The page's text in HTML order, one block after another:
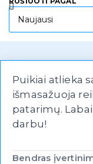
Puikiai atlieka
išmasažuoja
patarimų.
darbu!
Bendras